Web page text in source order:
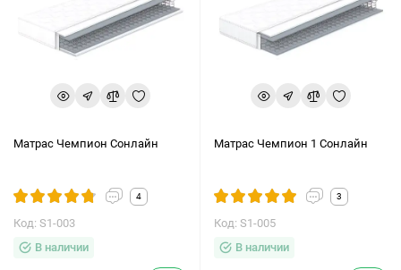
Матрас Чемпион Сонлайн
4
Код: S1-003
В наличии
Матрас Чемпион 1 Сонлайн
3
Код: S1-005
В наличии